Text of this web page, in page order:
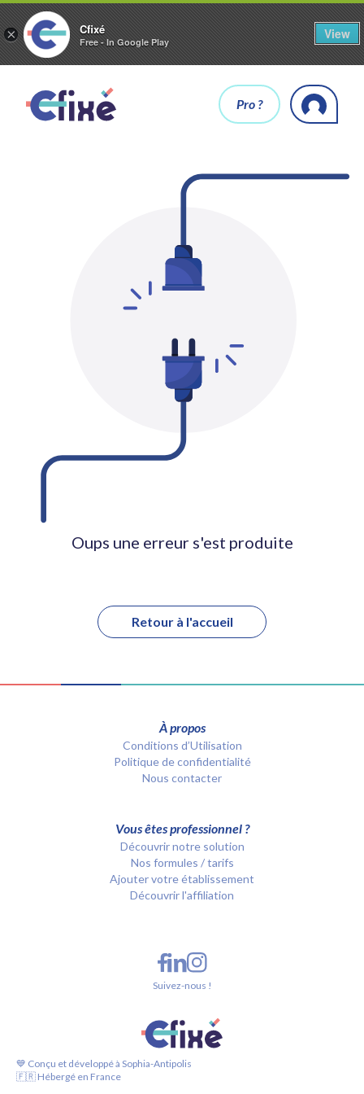
× Cfixé
Free - In Google Play
View
Pro ?
Oups une erreur s'est produite
Retour à l'accueil
À propos
Conditions d’Utilisation
Politique de confidentialité
Nous contacter
Vous êtes professionnel ?
Découvrir notre solution
Nos formules / tarifs
Ajouter votre établissement
Découvrir l'affiliation
💙 Conçu et développé à Sophia-Antipolis
🇫🇷 Hébergé en France
Suivez-nous !